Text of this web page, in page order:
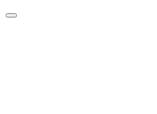
Toggle